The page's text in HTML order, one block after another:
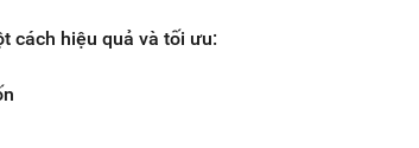
cách hiệu quả và tối ưu: